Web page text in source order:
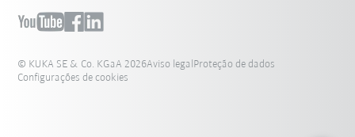
© KUKA SE & Co. KGaA 2026Aviso legalProteção de dados
Configurações de cookies